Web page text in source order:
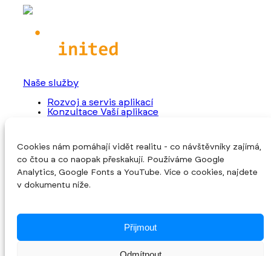
Cookies nám pomáhají vidět realitu - co návštěvníky zajímá,
co čtou a co naopak přeskakují. Používáme Google
Analytics, Google Fonts a YouTube. Více o cookies, najdete
v dokumentu níže.
Přijmout
Naše služby
Rozvoj a servis aplikací
Konzultace Vaší aplikace
O společnosti
Úvod
Reference